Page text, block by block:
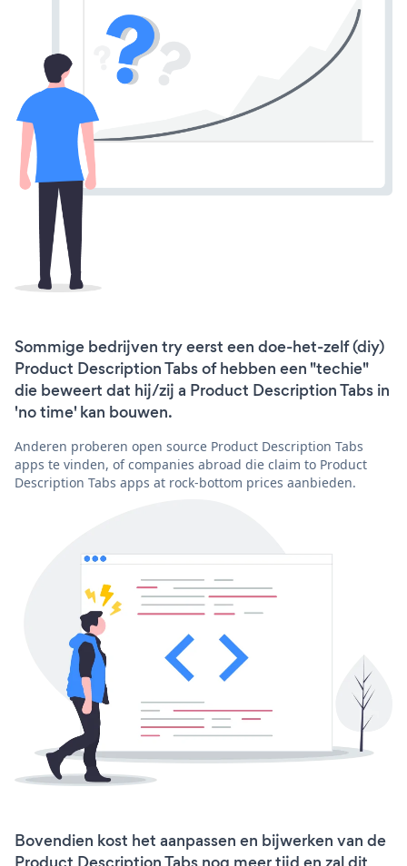
Sommige bedrijven try eerst een doe-het-zelf (diy)
Product Description Tabs of hebben een "techie"
die beweert dat hij/zij a Product Description Tabs in
'no time' kan bouwen.
Anderen proberen open source Product Description Tabs
apps te vinden, of companies abroad die claim to Product
Description Tabs apps at rock-bottom prices aanbieden.
Bovendien kost het aanpassen en bijwerken van de